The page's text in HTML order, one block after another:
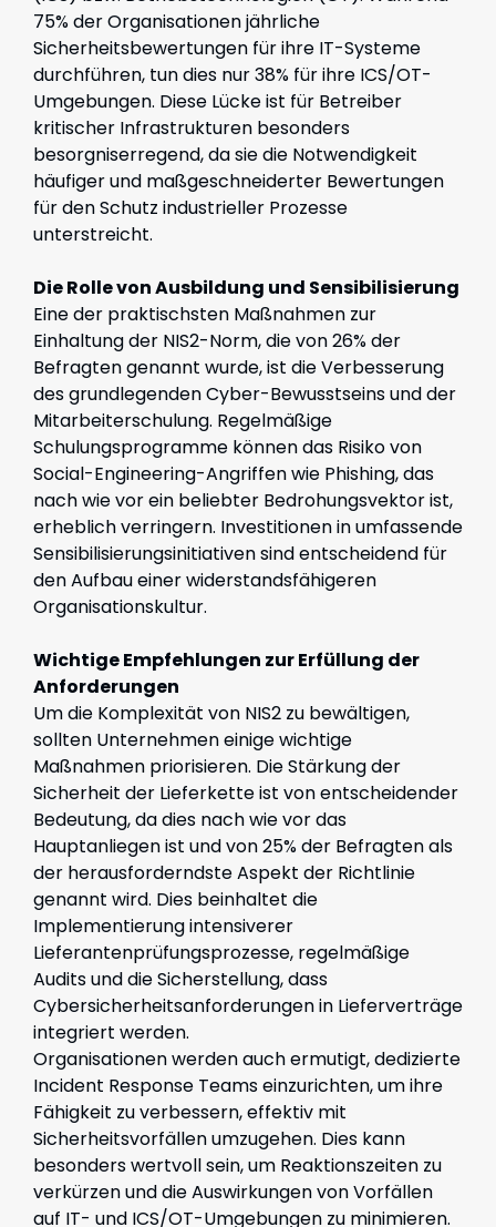
75% der Organisationen jährliche
Sicherheitsbewertungen für ihre IT-Systeme
durchführen, tun dies nur 38% für ihre ICS/OT-
Umgebungen. Diese Lücke ist für Betreiber
kritischer Infrastrukturen besonders
besorgniserregend, da sie die Notwendigkeit
häufiger und maßgeschneiderter Bewertungen
für den Schutz industrieller Prozesse
unterstreicht.
Die Rolle von Ausbildung und Sensibilisierung
Eine der praktischsten Maßnahmen zur
Einhaltung der NIS2-Norm, die von 26% der
Befragten genannt wurde, ist die Verbesserung
des grundlegenden Cyber-Bewusstseins und der
Mitarbeiterschulung. Regelmäßige
Schulungsprogramme können das Risiko von
Social-Engineering-Angriffen wie Phishing, das
nach wie vor ein beliebter Bedrohungsvektor ist,
erheblich verringern. Investitionen in umfassende
Sensibilisierungsinitiativen sind entscheidend für
den Aufbau einer widerstandsfähigeren
Organisationskultur.
Wichtige Empfehlungen zur Erfüllung der
Anforderungen
Um die Komplexität von NIS2 zu bewältigen,
sollten Unternehmen einige wichtige
Maßnahmen priorisieren. Die Stärkung der
Sicherheit der Lieferkette ist von entscheidender
Bedeutung, da dies nach wie vor das
Hauptanliegen ist und von 25% der Befragten als
der herausforderndste Aspekt der Richtlinie
genannt wird. Dies beinhaltet die
Implementierung intensiverer
Lieferantenprüfungsprozesse, regelmäßige
Audits und die Sicherstellung, dass
Cybersicherheitsanforderungen in Lieferverträge
integriert werden.
Organisationen werden auch ermutigt, dedizierte
Incident Response Teams einzurichten, um ihre
Fähigkeit zu verbessern, effektiv mit
Sicherheitsvorfällen umzugehen. Dies kann
besonders wertvoll sein, um Reaktionszeiten zu
verkürzen und die Auswirkungen von Vorfällen
auf IT- und ICS/OT-Umgebungen zu minimieren.